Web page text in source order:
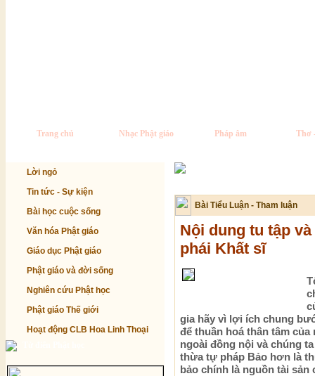
Trang chủ Nhạc Phật giáo Pháp âm Thơ
Lời ngỏ
Tin tức - Sự kiện
Bài học cuộc sống
Văn hóa Phật giáo
Giáo dục Phật giáo
Phật giáo và đời sống
Nghiên cứu Phật học
Phật giáo Thế giới
Hoạt động CLB Hoa Linh Thoại
Bài Tiểu Luận - Tham luận
Nội dung tu tập
phái Khất sĩ
gia hãy vì lợi ích chung
để thuần hoá thân tâm
ngoài đồng nội và chúng
thừa tự pháp Bảo hơn là
bảo chính là nguồn tài